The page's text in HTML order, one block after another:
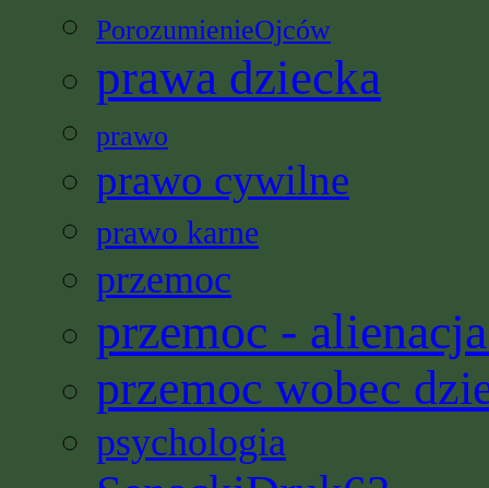
PorozumienieOjców
prawa dziecka
prawo
prawo cywilne
prawo karne
przemoc
przemoc -
przemoc wobec
psychologia